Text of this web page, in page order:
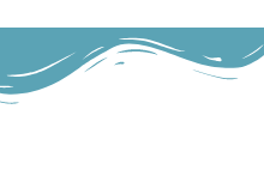
-Material: bumbac